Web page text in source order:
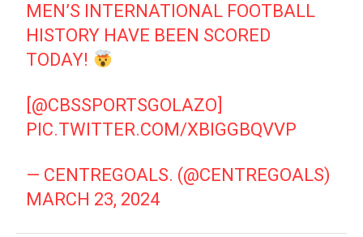
MEN’S INTERNATIONAL FOOTBALL
HISTORY HAVE BEEN SCORED
TODAY!
@CBSSPORTSGOLAZO
PIC.TWITTER.COM/XBIGGBQVVP
— CENTREGOALS. (@CENTREGOALS)
MARCH 23, 2024